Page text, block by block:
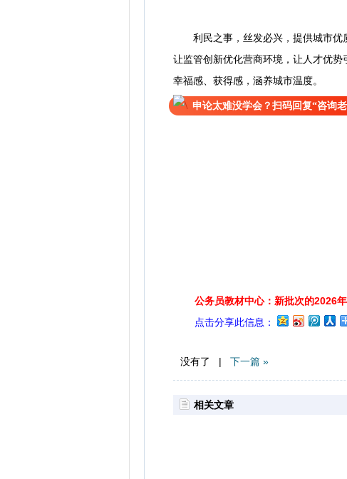
利民之事，丝发必兴，提供城市优质
让监管创新优化营商环境，让人才优
幸福感、获得感，涵养城市温度。
申论太难没学会？扫码回复“咨询
公务员教材中心：新批次的2026
点击分享此信息：
没有了 | 下一篇 »
相关文章